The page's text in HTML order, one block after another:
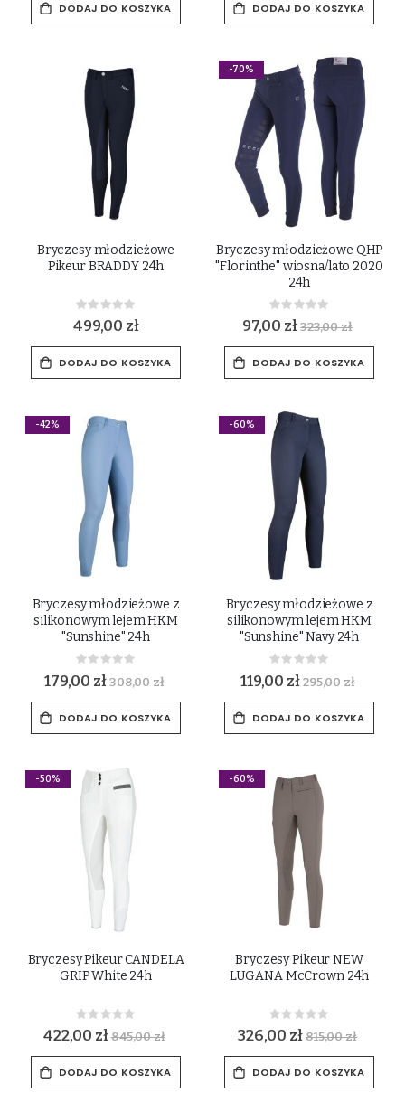
DODAJ DO KOSZYKA DODAJ DO KOSZYKA
Bryczesy młodzieżowe
Pikeur BRADDY 24h
Rating:
0%
499,00 zł
DODAJ DO KOSZYKA
-70%
Bryczesy młodzieżowe QHP
"Florinthe" wiosna/lato 2020
24h
Rating:
0%
97,00 zł323,00 zł
DODAJ DO KOSZYKA
-42%
Bryczesy młodzieżowe z
silikonowym lejem HKM
"Sunshine" 24h
Rating:
0%
179,00 zł308,00 zł
DODAJ DO KOSZYKA
-60%
Bryczesy młodzieżowe z
silikonowym lejem HKM
"Sunshine" Navy 24h
Rating:
0%
119,00 zł295,00 zł
DODAJ DO KOSZYKA
-50%
Bryczesy Pikeur CANDELA
GRIP White 24h
Rating:
0%
422,00 zł845,00 zł
DODAJ DO KOSZYKA
-60%
Bryczesy Pikeur NEW
LUGANA McCrown 24h
Rating:
0%
326,00 zł815,00 zł
DODAJ DO KOSZYKA